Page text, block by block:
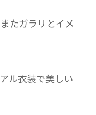
たガラリとイメ
ル衣装で美しい